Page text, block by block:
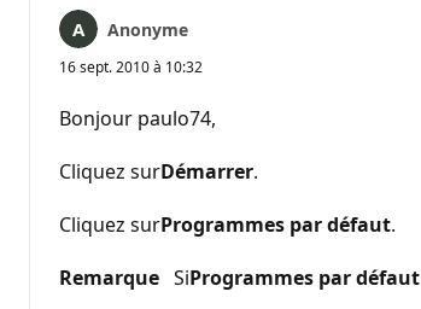
Anonyme
16 sept. 2010 à 10:32
Bonjour paulo74,
Cliquez surDémarrer.
Cliquez surProgrammes par défaut.
Remarque SiProgrammes par défaut